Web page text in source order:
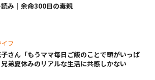
み｜余命300日の毒親
イフ
さん「もうママ毎日ご飯のことで頭がいっぱ
弟夏休みのリアルな生活に共感しかない